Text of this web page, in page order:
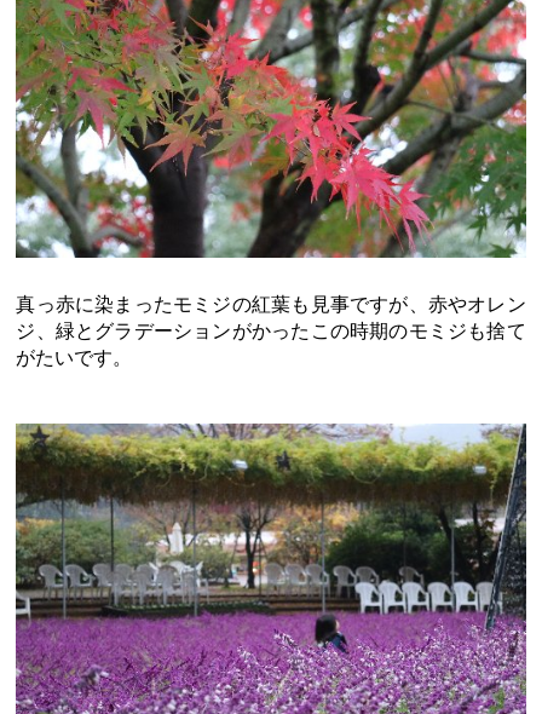
真っ赤に染まったモミジの紅葉も見事ですが、赤やオレン
ジ、緑とグラデーションがかったこの時期のモミジも捨て
がたいです。